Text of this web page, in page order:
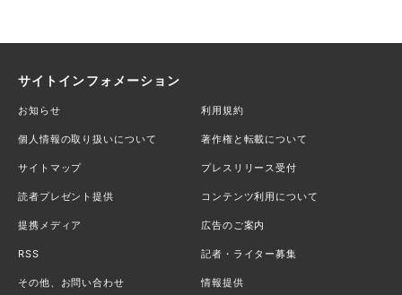
サイトインフォメーション
お知らせ 利用規約
個人情報の取り扱いについて 著作権と転載について
サイトマップ プレスリリース受付
読者プレゼント提供 コンテンツ利用について
提携メディア 広告のご案内
RSS 記者・ライター募集
その他、お問い合わせ 情報提供